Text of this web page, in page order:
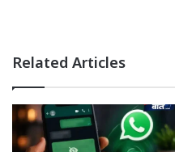
Related Articles